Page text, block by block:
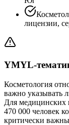
лицензии,
YMYL-
Косметология
важно указывать
Для медицинских
470 000 человек
критически